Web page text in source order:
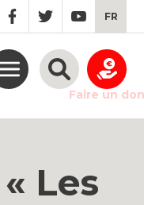
FR
Faire un don
Les